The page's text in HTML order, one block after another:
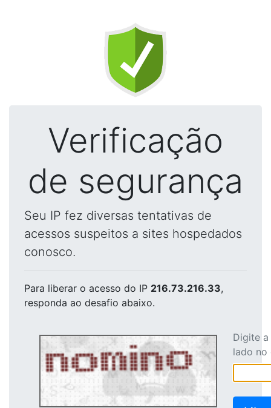
Verificação
de segurança
Seu IP fez diversas tentativas de
acessos suspeitos a sites hospedados
conosco.
Para liberar o acesso do IP 216.73.216.33,
responda ao desafio abaixo.
Digite
lado no